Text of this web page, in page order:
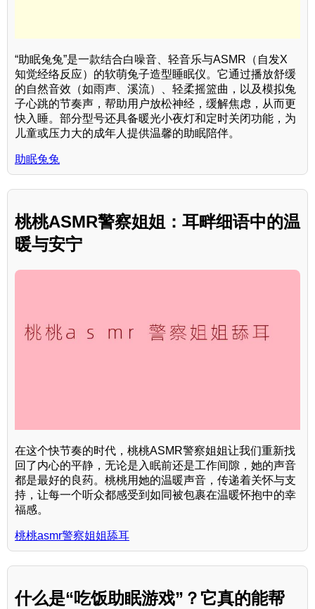
“助眠兔兔”是一款结合白噪音、轻音乐与ASMR（自发X
知觉经络反应）的软萌兔子造型睡眠仪。它通过播放舒缓
的自然音效（如雨声、溪流）、轻柔摇篮曲，以及模拟兔
子心跳的节奏声，帮助用户放松神经，缓解焦虑，从而更
快入睡。部分型号还具备暖光小夜灯和定时关闭功能，为
儿童或压力大的成年人提供温馨的助眠陪伴。
助眠兔兔
桃桃ASMR警察姐姐：耳畔细语中的温
暖与安宁
在这个快节奏的时代，桃桃ASMR警察姐姐让我们重新找
回了内心的平静，无论是入眠前还是工作间隙，她的声音
都是最好的良药。桃桃用她的温暖声音，传递着关怀与支
持，让每一个听众都感受到如同被包裹在温暖怀抱中的幸
福感。
桃桃asmr警察姐姐舔耳
什么是“吃饭助眠游戏”？它真的能帮